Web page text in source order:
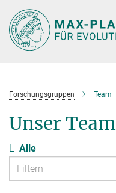
Hauptinhalt
Forschungsgruppen Team
Unser Team
L Alle